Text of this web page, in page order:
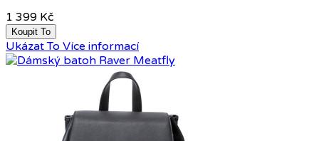
1 399 Kč
Koupit To
Ukázat To Více informací